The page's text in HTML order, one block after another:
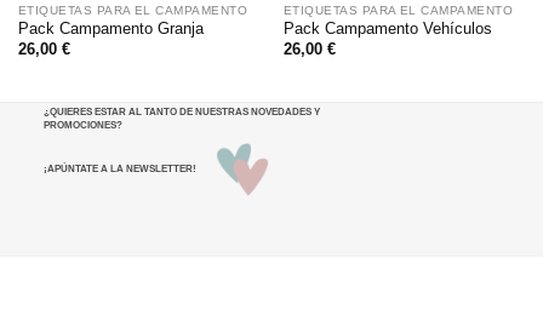
ETIQUETAS PARA EL CAMPAMENTO
Pack Campamento Granja
26,00 €
ETIQUETAS PARA EL CAMPAMENTO
Pack Campamento Vehículos
26,00 €
¿QUIERES ESTAR AL TANTO DE NUESTRAS NOVEDADES Y
PROMOCIONES?
¡APÚNTATE A LA NEWSLETTER!